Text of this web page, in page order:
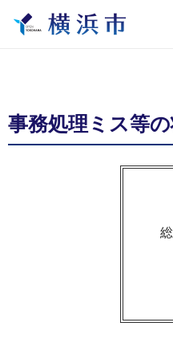
事務処理ミス等